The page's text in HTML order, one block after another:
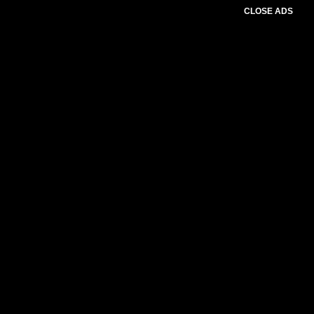
CLOSE ADS